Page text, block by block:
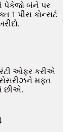
પેકેજો બંને પર
1 પીસ કોન્સર્ટ
ઓફર કરીએ
મફત
છીએ.